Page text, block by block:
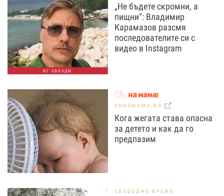
БГ ЗВЕЗДИ
„Не бъдете скромни, а
пищни“: Владимир
Карамазов разсмя
последователите си с
видео в Instagram
OHNAMAMA.BG
Кога жегата става опасна
за детето и как да го
предпазим
СВОБОДНО ВРЕМЕ